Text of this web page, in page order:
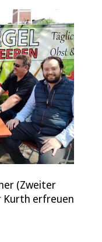
(Zweiter
Kurth erfreuen